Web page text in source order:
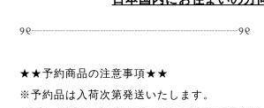
୨୧┈┈┈┈┈┈┈┈┈┈┈┈┈┈┈┈┈┈୨୧
★★予約商品の注意事項★★
※予約品は入荷次第発送いたします。